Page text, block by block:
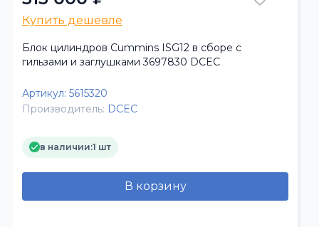
Купить дешевле
Блок цилиндров Cummins ISG12 в сборе с
гильзами и заглушками 3697830 DCEC
Артикул: 5615320
Производитель: DCEC
в наличии:1 шт
В корзину